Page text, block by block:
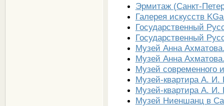
Эрмитаж (Санкт-
Галерея искусств
Государственный
Государственный
Музей Анна
Музей Анна
Музей современного
Музей-квартира А. И.
Музей-квартира А. И.
Музей Ниеншанц в